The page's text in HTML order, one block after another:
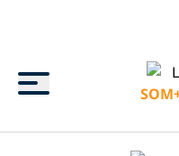
Menu